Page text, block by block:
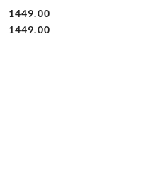
Cena:
1449.00
Cena:
1449.00